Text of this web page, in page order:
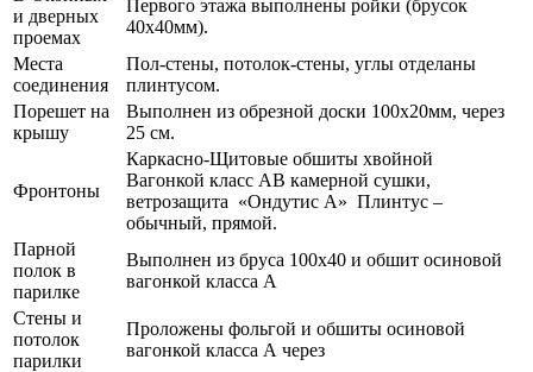
и дверных
проемах
Первого этажа выполнены ройки (брусок
40х40мм).
Места
соединения
Пол-стены, потолок-стены, углы отделаны
плинтусом.
Порешет на
крышу
Выполнен из обрезной доски 100х20мм, через
25 см.
Фронтоны
Каркасно-Щитовые обшиты хвойной
Вагонкой класс АВ камерной сушки,
ветрозащита «Ондутис А» Плинтус –
обычный, прямой.
Парной
полок в
парилке
Выполнен из бруса 100х40 и обшит осиновой
вагонкой класса А
Стены и
потолок
парилки
Проложены фольгой и обшиты осиновой
вагонкой класса А через